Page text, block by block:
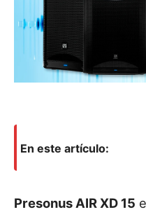
En este artículo:
Presonus AIR XD 15